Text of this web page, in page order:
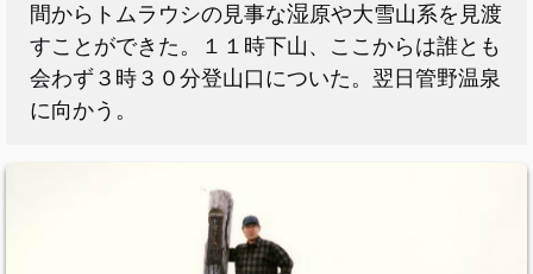
間からトムラウシの見事な湿原や大雪山系を見渡
すことができた。１１時下山、ここからは誰とも
会わず３時３０分登山口についた。翌日管野温泉
に向かう。